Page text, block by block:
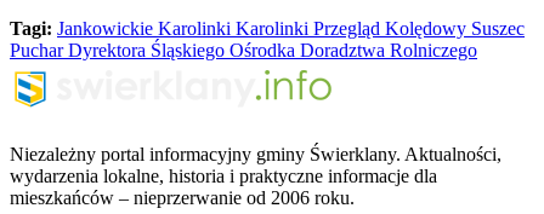
Tagi: Jankowickie Karolinki Karolinki Przegląd Kolędowy Suszec
Puchar Dyrektora Śląskiego Ośrodka Doradztwa Rolniczego
Niezależny portal informacyjny gminy Świerklany. Aktualności,
wydarzenia lokalne, historia i praktyczne informacje dla
mieszkańców – nieprzerwanie od 2006 roku.